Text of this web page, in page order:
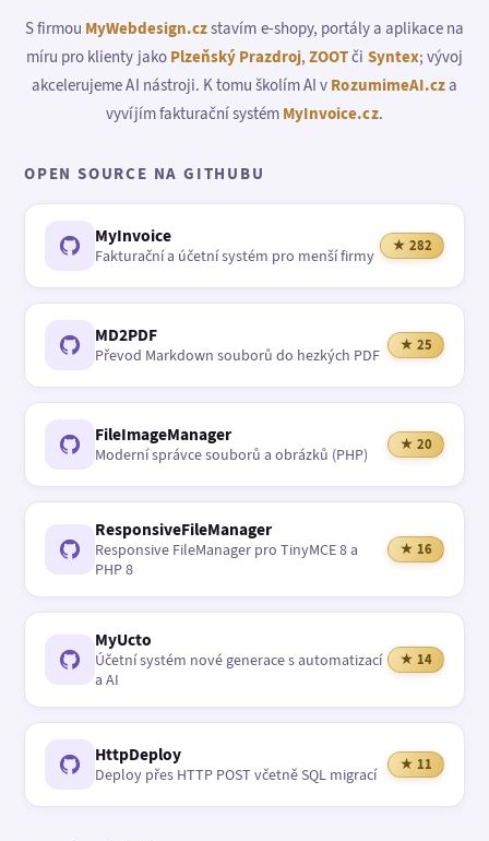
S firmou MyWebdesign.czstavím e-shopy, portály a aplikace na
míru pro klienty jako Plzeňský Prazdroj,ZOOTči Syntex; vývoj
akcelerujeme AI nástroji. K tomu školím AI v RozumimeAI.cza
vyvíjím fakturační systém MyInvoice.cz.
OPEN SOURCE NA GITHUBU
MyInvoice
Fakturační a účetní systém pro menší firmy
★ 282
MD2PDF
Převod Markdown souborů do hezkých PDF
★ 25
FileImageManager
Moderní správce souborů a obrázků (PHP)
★ 20
ResponsiveFileManager
Responsive FileManager pro TinyMCE 8 a
PHP 8
★ 16
MyUcto
Účetní systém nové generace s automatizací
a AI
★ 14
HttpDeploy
Deploy přes HTTP POST včetně SQL migrací
★ 11